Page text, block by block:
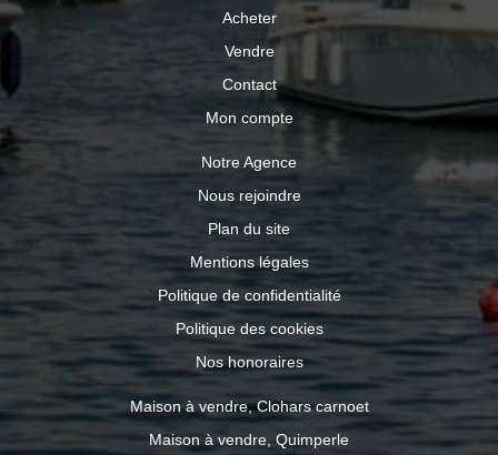
Acheter
Vendre
Contact
Mon compte
Notre Agence
Nous rejoindre
Plan du site
Mentions légales
Politique de confidentialité
Politique des cookies
Nos honoraires
Maison à vendre, Clohars carnoet
Maison à vendre, Quimperle